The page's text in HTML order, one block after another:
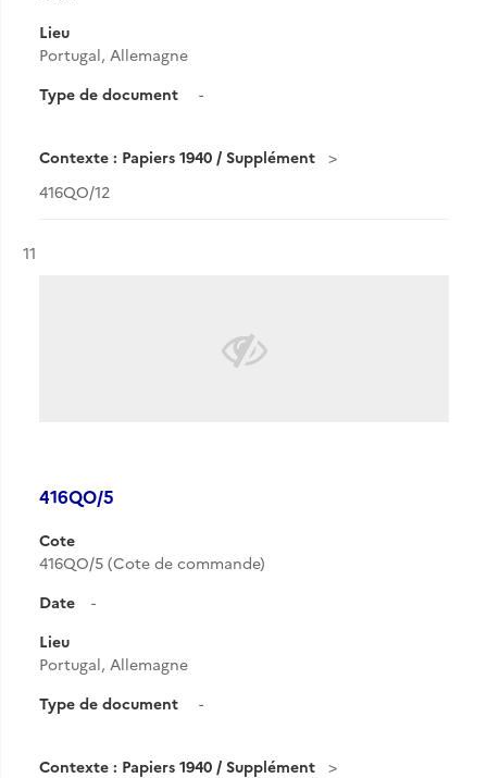
Lieu
Portugal, Allemagne
Type de document
-
Contexte : Papiers 1940 / Supplément
416QO/12
Résultat n°
11
416QO/5
Cote
416QO/5 (Cote de commande)
Date
-
Lieu
Portugal, Allemagne
Type de document
-
Contexte : Papiers 1940 / Supplément